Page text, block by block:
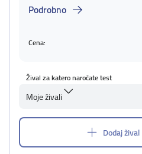
Podrobno
Cena:
Žival za katero naročate test
Moje živali
Dodaj žival